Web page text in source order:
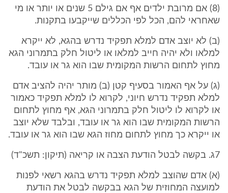
(8) אם מרובת ילדים אף אם גילם 5 שנים או יותר או מי
שאחראי להם, הכל לפי הכללים שייקבעו בתקנות.
(ב) לא יוצב אדם למלא תפקיד נדרש בהגא, לא ייקרא
למלאו ולא יהיה חייב למלאו או ליטול חלק בתמרוני הגא
מחוץ לתחום הרשות המקומית שבו הוא גר או עובד.
(ג) על אף האמור בסעיף קטן (ב) מותר יהיה להציב אדם
למלא תפקיד נדרש חיוני, לקרוא לו למלא תפקיד כאמור
או לקרוא לו ליטול חלק בתמרוני הגא, אף מחוץ לתחום
הרשות המקומית שבו הוא גר או עובד, ובלבד שלא יוצב
או ייקרא כך מחוץ לתחום מחוז הגא שבו הוא גר או עובד.
7ג. בקשה לבטל הודעת הצבה או קריאה (תיקון: תשכ"ד)
(א) אדם שהוצב למלא תפקיד נדרש בהגא רשאי לפנות
למועצה המחוזית של הגא בבקשה לבטל את הודעת